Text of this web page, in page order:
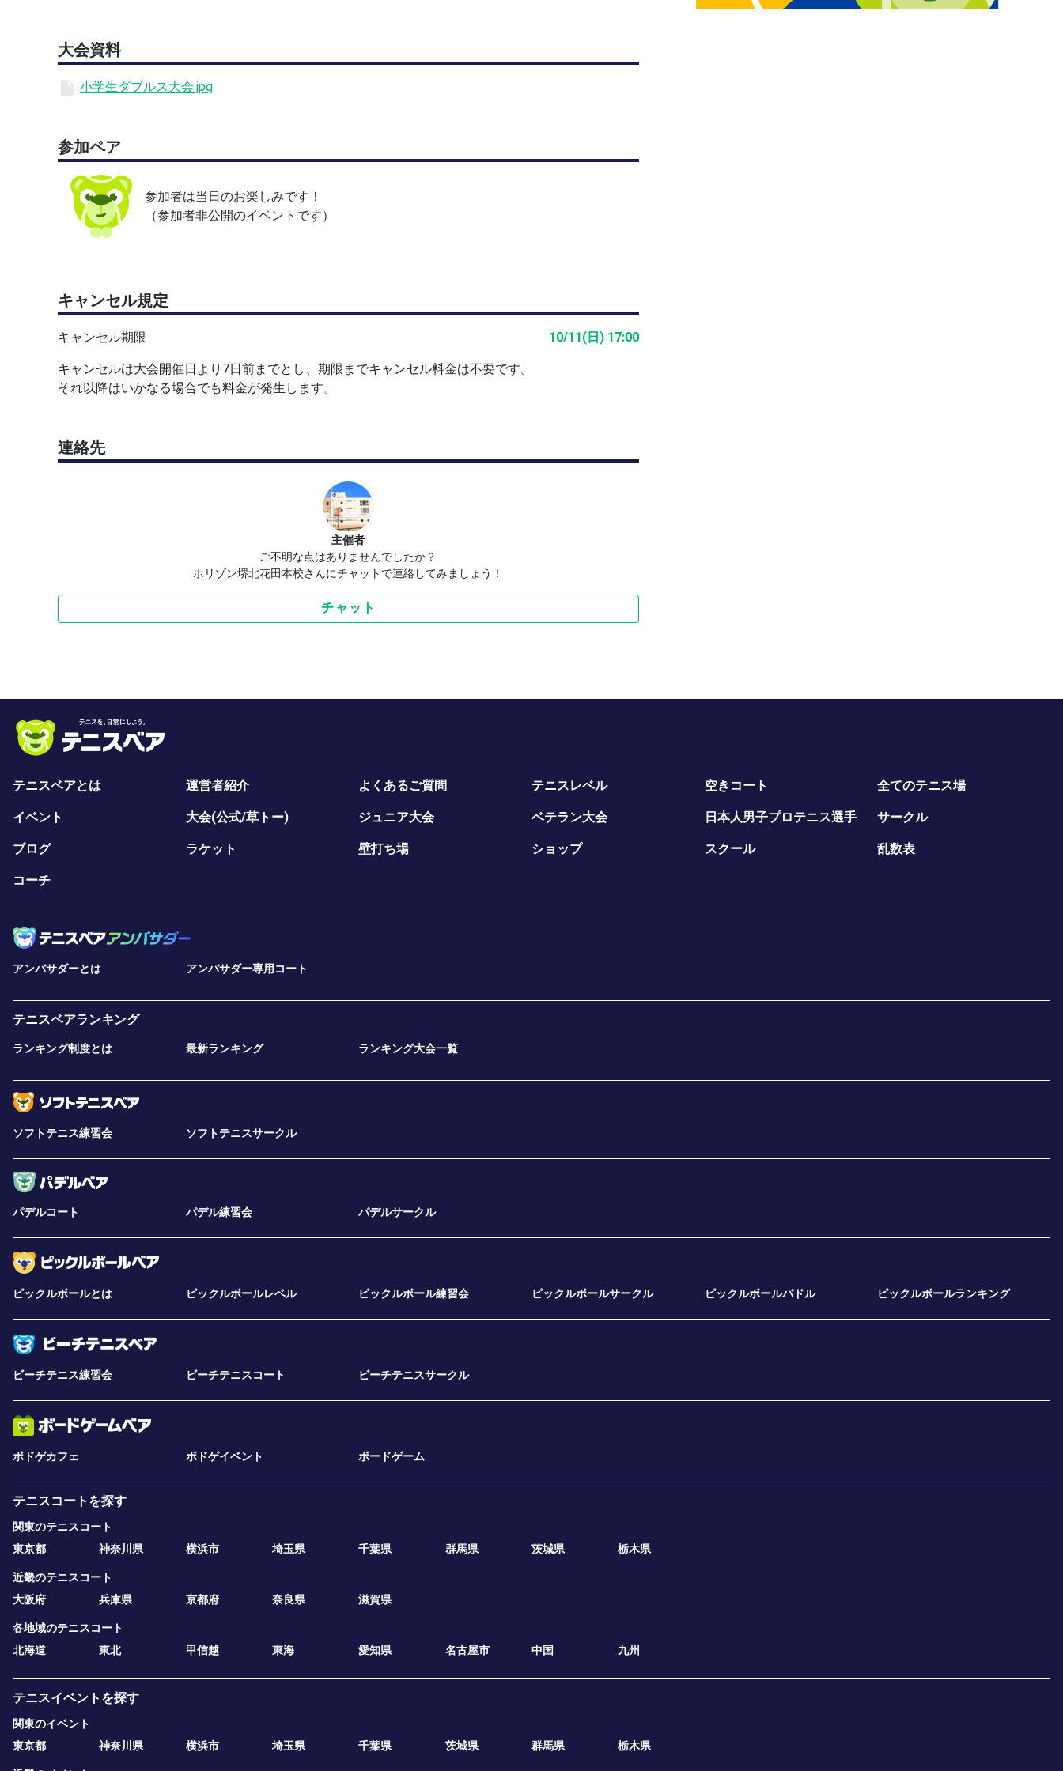
大会資料
小学生ダブルス大会.jpg
参加ペア
参加者は当日のお楽しみです！
（参加者非公開のイベントです）
キャンセル規定
キャンセル期限 10/11(日) 17:00
キャンセルは大会開催日より7日前までとし、期限までキャンセル料金は不要です。
それ以降はいかなる場合でも料金が発生します。
連絡先
主催者
ご不明な点はありませんでしたか？
ホリゾン堺北花田本校さんにチャットで連絡してみましょう！
チャット
テニスベアとは 運営者紹介 よくあるご質問 テニスレベル 空きコート 全てのテニス場
イベント 大会(公式/草トー) ジュニア大会 ベテラン大会 日本人男子プロテニス選手 サークル
ブログ ラケット 壁打ち場 ショップ スクール 乱数表
コーチ
アンバサダーとは アンバサダー専用コート
テニスベアランキング
ランキング制度とは 最新ランキング ランキング大会一覧
ソフトテニス練習会 ソフトテニスサークル
パデルコート パデル練習会 パデルサークル
ピックルボールとは ピックルボールレベル ピックルボール練習会 ピックルボールサークル ピックルボールパドル ピックルボールランキング
ビーチテニス練習会 ビーチテニスコート ビーチテニスサークル
ボドゲカフェ ボドゲイベント ボードゲーム
テニスコートを探す
関東のテニスコート
東京都
神奈川県 横浜市 埼玉県 千葉県 群馬県 茨城県 栃木県
近畿のテニスコート
大阪府
兵庫県 京都府 奈良県 滋賀県
各地域のテニスコート
北海道
東北 甲信越 東海 愛知県 名古屋市 中国 九州
テニスイベントを探す
関東のイベント
東京都
神奈川県 横浜市 埼玉県 千葉県 茨城県 群馬県 栃木県